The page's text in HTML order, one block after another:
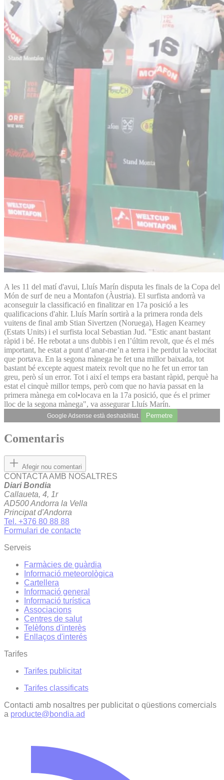
A les 11 del matí d'avui, Lluís Marín disputa les finals de la Copa del
Món de surf de neu a Montafon (Àustria). El surfista andorrà va
aconseguir la classificació en finalitzar en 17a posició a les
qualificacions d'ahir. Lluís Marín sortirà a la primera ronda dels
vuitens de final amb Stian Sivertzen (Noruega), Hagen Kearney
(Estats Units) i el surfista local Sebastian Jud. "Estic anant bastant
ràpid i bé. He rebotat a uns dubbis i en l’últim revolt, que és el més
important, he estat a punt d’anar-me’n a terra i he perdut la velocitat
que portava. En la segona mànega he fet una millor baixada, tot
bastant bé excepte aquest mateix revolt que no he fet un error tan
greu, però sí un error. Tot i així el temps era bastant ràpid, perquè ha
estat el cinquè millor temps, però com que no havia passat en la
primera mànega em col•locava en la 17a posició, que és el primer
lloc de la segona mànega", va assegurar Lluís Marín.
Google Adsense està deshabilitat. Permetre
Comentaris
Afegir nou comentari
CONTACTA AMB NOSALTRES
Diari Bondia
Callaueta, 4, 1r
AD500 Andorra la Vella
Principat d'Andorra
Tel. +376 80 88 88
Formulari de contacte
Serveis
Farmàcies de guàrdia
Informació meteorològica
Cartellera
Informació general
Informació turística
Associacions
Centres de salut
Telèfons d'interès
Enllaços d'interés
Tarifes
Tarifes publicitat
Tarifes classificats
Contacti amb nosaltres per publicitat o qüestions comercials
a producte@bondia.ad